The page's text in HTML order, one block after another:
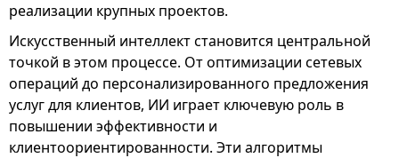
реализации крупных проектов.
Искусственный интеллект становится центральной
точкой в этом процессе. От оптимизации сетевых
операций до персонализированного предложения
услуг для клиентов, ИИ играет ключевую роль в
повышении эффективности и
клиентоориентированности. Эти алгоритмы